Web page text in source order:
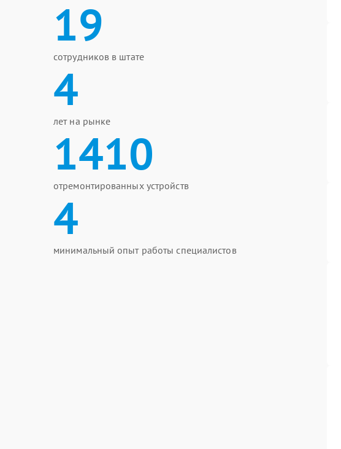
19
сотрудников в штате
4
лет на рынке
1410
отремонтированных устройств
4
минимальный опыт работы специалистов